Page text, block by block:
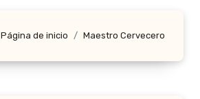
Página de inicio Maestro Cervecero